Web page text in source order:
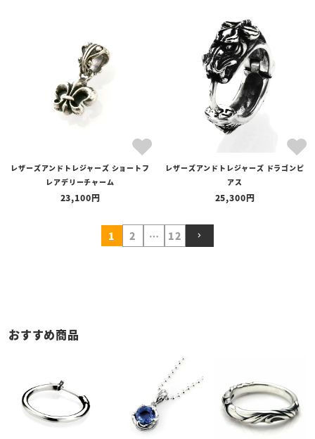
レザーズアンドトレジャーズ ショートフ
レアデリーチャーム
23,100
レザーズアンドトレジャーズ ドラゴンピ
アス
25,300
1 2 … 12
おすすめ商品